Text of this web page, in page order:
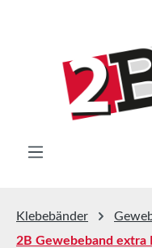
Klebebänder
2B Gewebeband extra